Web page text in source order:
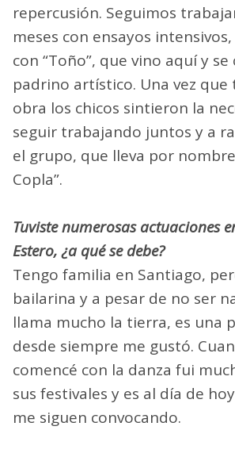
repercusión. Seguimos
meses con ensayos
con “Toño”, que vino aquí y
padrino artístico. Una vez que
obra los chicos sintieron la
seguir trabajando juntos y a
el grupo, que lleva por
Copla”.
Tuviste numerosas actuaciones
Estero, ¿a qué se debe?
Tengo familia en Santiago,
bailarina y a pesar de no ser
llama mucho la tierra, es una
desde siempre me gustó.
comencé con la danza fui
sus festivales y es al día de
me siguen convocando.